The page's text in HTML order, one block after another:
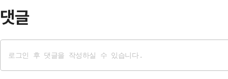
댓글